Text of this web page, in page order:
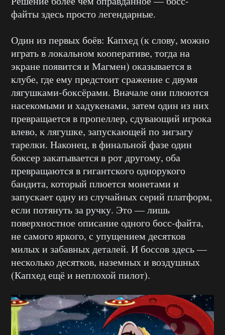
файты здесь просто легендарные.
Один из первых боёв: Капхед (к слову, можно
играть в локальном кооперативе, тогда на
экране появится и Магмен) оказывается в
клубе, где ему предстоит сражение с двумя
лягушками-боксёрами. Вначале они плюются
насекомыми и хадукенами, затем один из них
превращается в пропеллер, сдувающий игрока
влево, к лягушке, запускающей по зигзагу
тарелки. Наконец, в финальной фазе один
боксер закатывается в рот другому, оба
превращаются в гигантского однорукого
бандита, который плюется монетами и
запускает одну из случайных серий платформ,
если потянуть за ручку. Это — лишь
поверхностное описание одного босс-файта,
не самого яркого, с упущением десятков
милых и забавных деталей. И боссов здесь —
несколько десятков, наземных и воздушных
(Капхед ещё и неплохой пилот).